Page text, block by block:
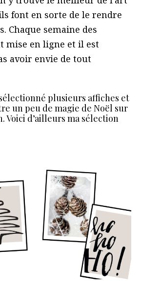
font en sorte de le rendre
Chaque semaine des
mise en ligne et il est
avoir envie de tout
plusieurs affiches et
un peu de magie de Noël sur
Voici d’ailleurs ma sélection